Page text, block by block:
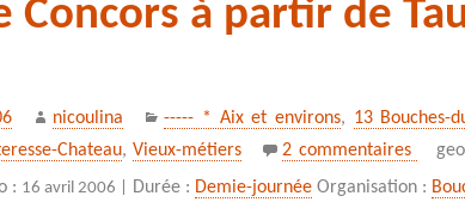
Concors à partir de
Auteur
nicoulina Catégories
----- * Aix et environs, 13 Bouches-
Chateau, Vieux-métiers 2 commentaires sur
: 16 avril 2006 | Durée : Demie-journée Organisation :